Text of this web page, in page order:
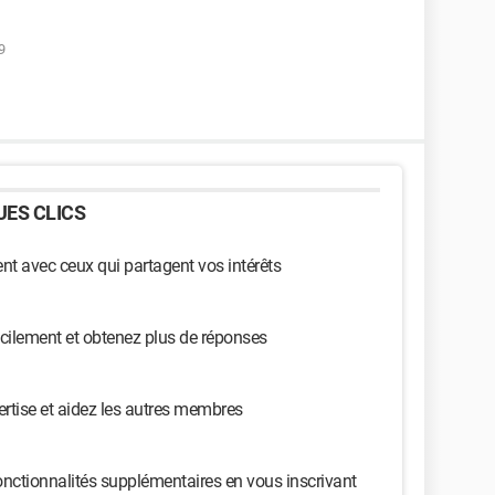
CLICS
avec ceux qui partagent vos intérêts
et obtenez plus de réponses
et aidez les autres membres
supplémentaires en vous inscrivant